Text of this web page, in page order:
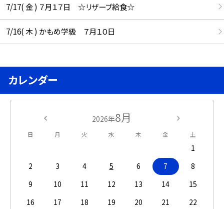
7/17( 金 ) ７月１７日 ☆リザーブ給食☆
7/16( 木 ) かもめ学級 ７月１０日
カレンダー
2026年8月
日 月 火 水 木 金 土
1
2
3 4 5 6 7
8
9
10 11 12 13 14
15
16
17 18 19 20 21
22